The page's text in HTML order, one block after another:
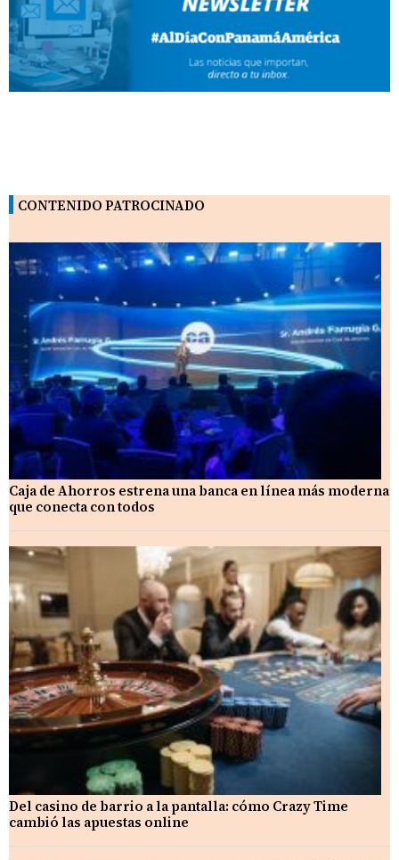
CONTENIDO PATROCINADO
Caja de Ahorros estrena una banca en línea más moderna
que conecta con todos
Del casino de barrio a la pantalla: cómo Crazy Time
cambió las apuestas online